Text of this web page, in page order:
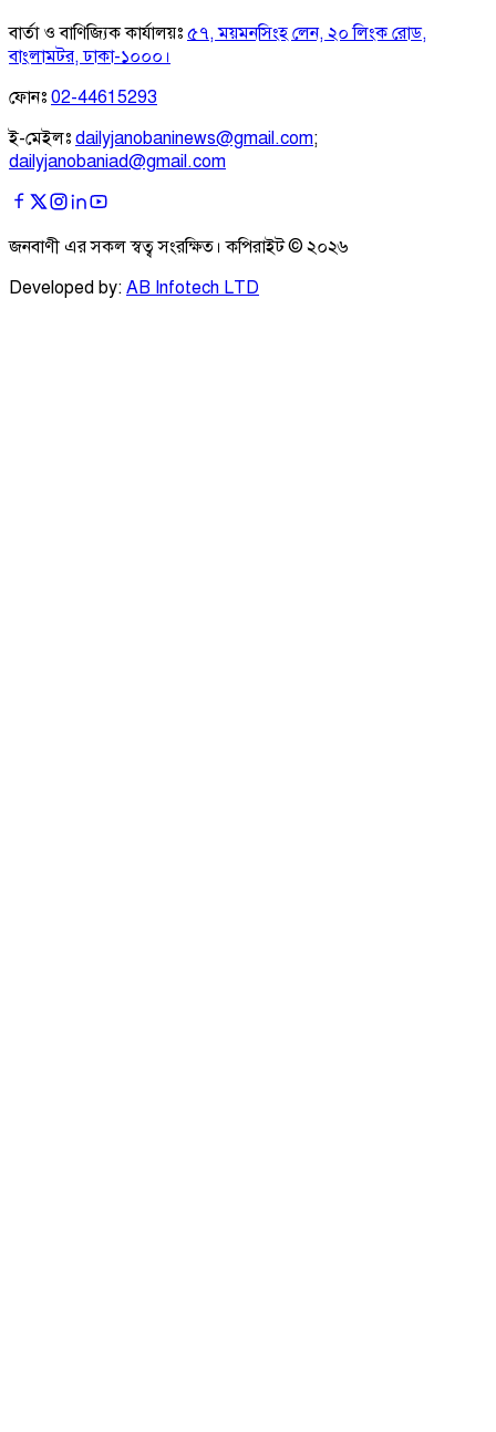
বার্তা ও বাণিজ্যিক কার্যালয়ঃ ৫৭, ময়মনসিংহ লেন, ২০ লিংক রোড,
বাংলামটর, ঢাকা-১০০০।
ফোনঃ 02-44615293
ই-মেইলঃ dailyjanobaninews@gmail.com;
dailyjanobaniad@gmail.com
জনবাণী এর সকল স্বত্ব সংরক্ষিত। কপিরাইট © ২০২৬
Developed by: AB Infotech LTD